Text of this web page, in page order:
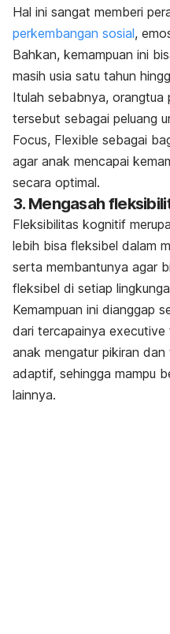
Hal ini sangat memberi
perkembangan sosial,
Bahkan, kemampuan ini
masih usia satu tahun
Itulah sebabnya, orangtua
tersebut sebagai peluang
Focus, Flexible sebagai
agar anak mencapai
secara optimal.
3. Mengasah
Fleksibilitas kognitif
lebih bisa fleksibel dalam
serta membantunya agar
fleksibel di setiap
Kemampuan ini dianggap
dari tercapainya
anak mengatur pikiran
adaptif, sehingga mampu
lainnya.